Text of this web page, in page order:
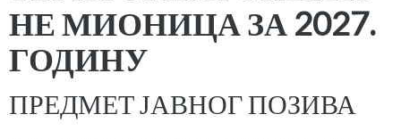
НЕ МИОНИЦА ЗА 2027.
ГОДИНУ
ПРЕДМЕТ ЈАВНОГ ПОЗИВА